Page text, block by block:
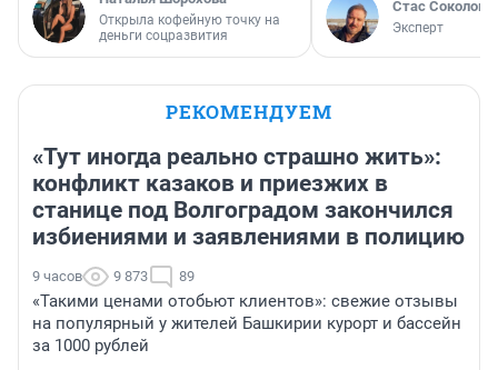
Открыла кофейную точку на
деньги соцразвития
Стас Соколов
Эксперт
РЕКОМЕНДУЕМ
«Тут иногда реально страшно жить»:
конфликт казаков и приезжих в
станице под Волгоградом закончился
избиениями и заявлениями в полицию
9 часов 9 873 89
«Такими ценами отобьют клиентов»: свежие отзывы
на популярный у жителей Башкирии курорт и бассейн
за 1000 рублей